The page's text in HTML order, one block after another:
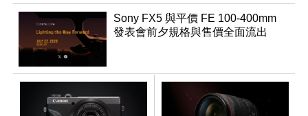
Sony FX5 與平價 FE 100-400mm
發表會前夕規格與售價全面流出